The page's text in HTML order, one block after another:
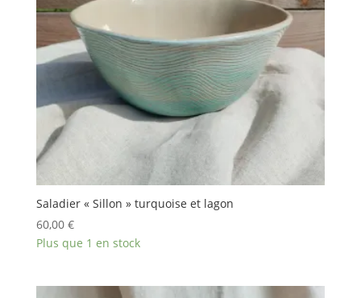
Saladier « Sillon » turquoise et lagon
60,00 €
Plus que 1 en stock